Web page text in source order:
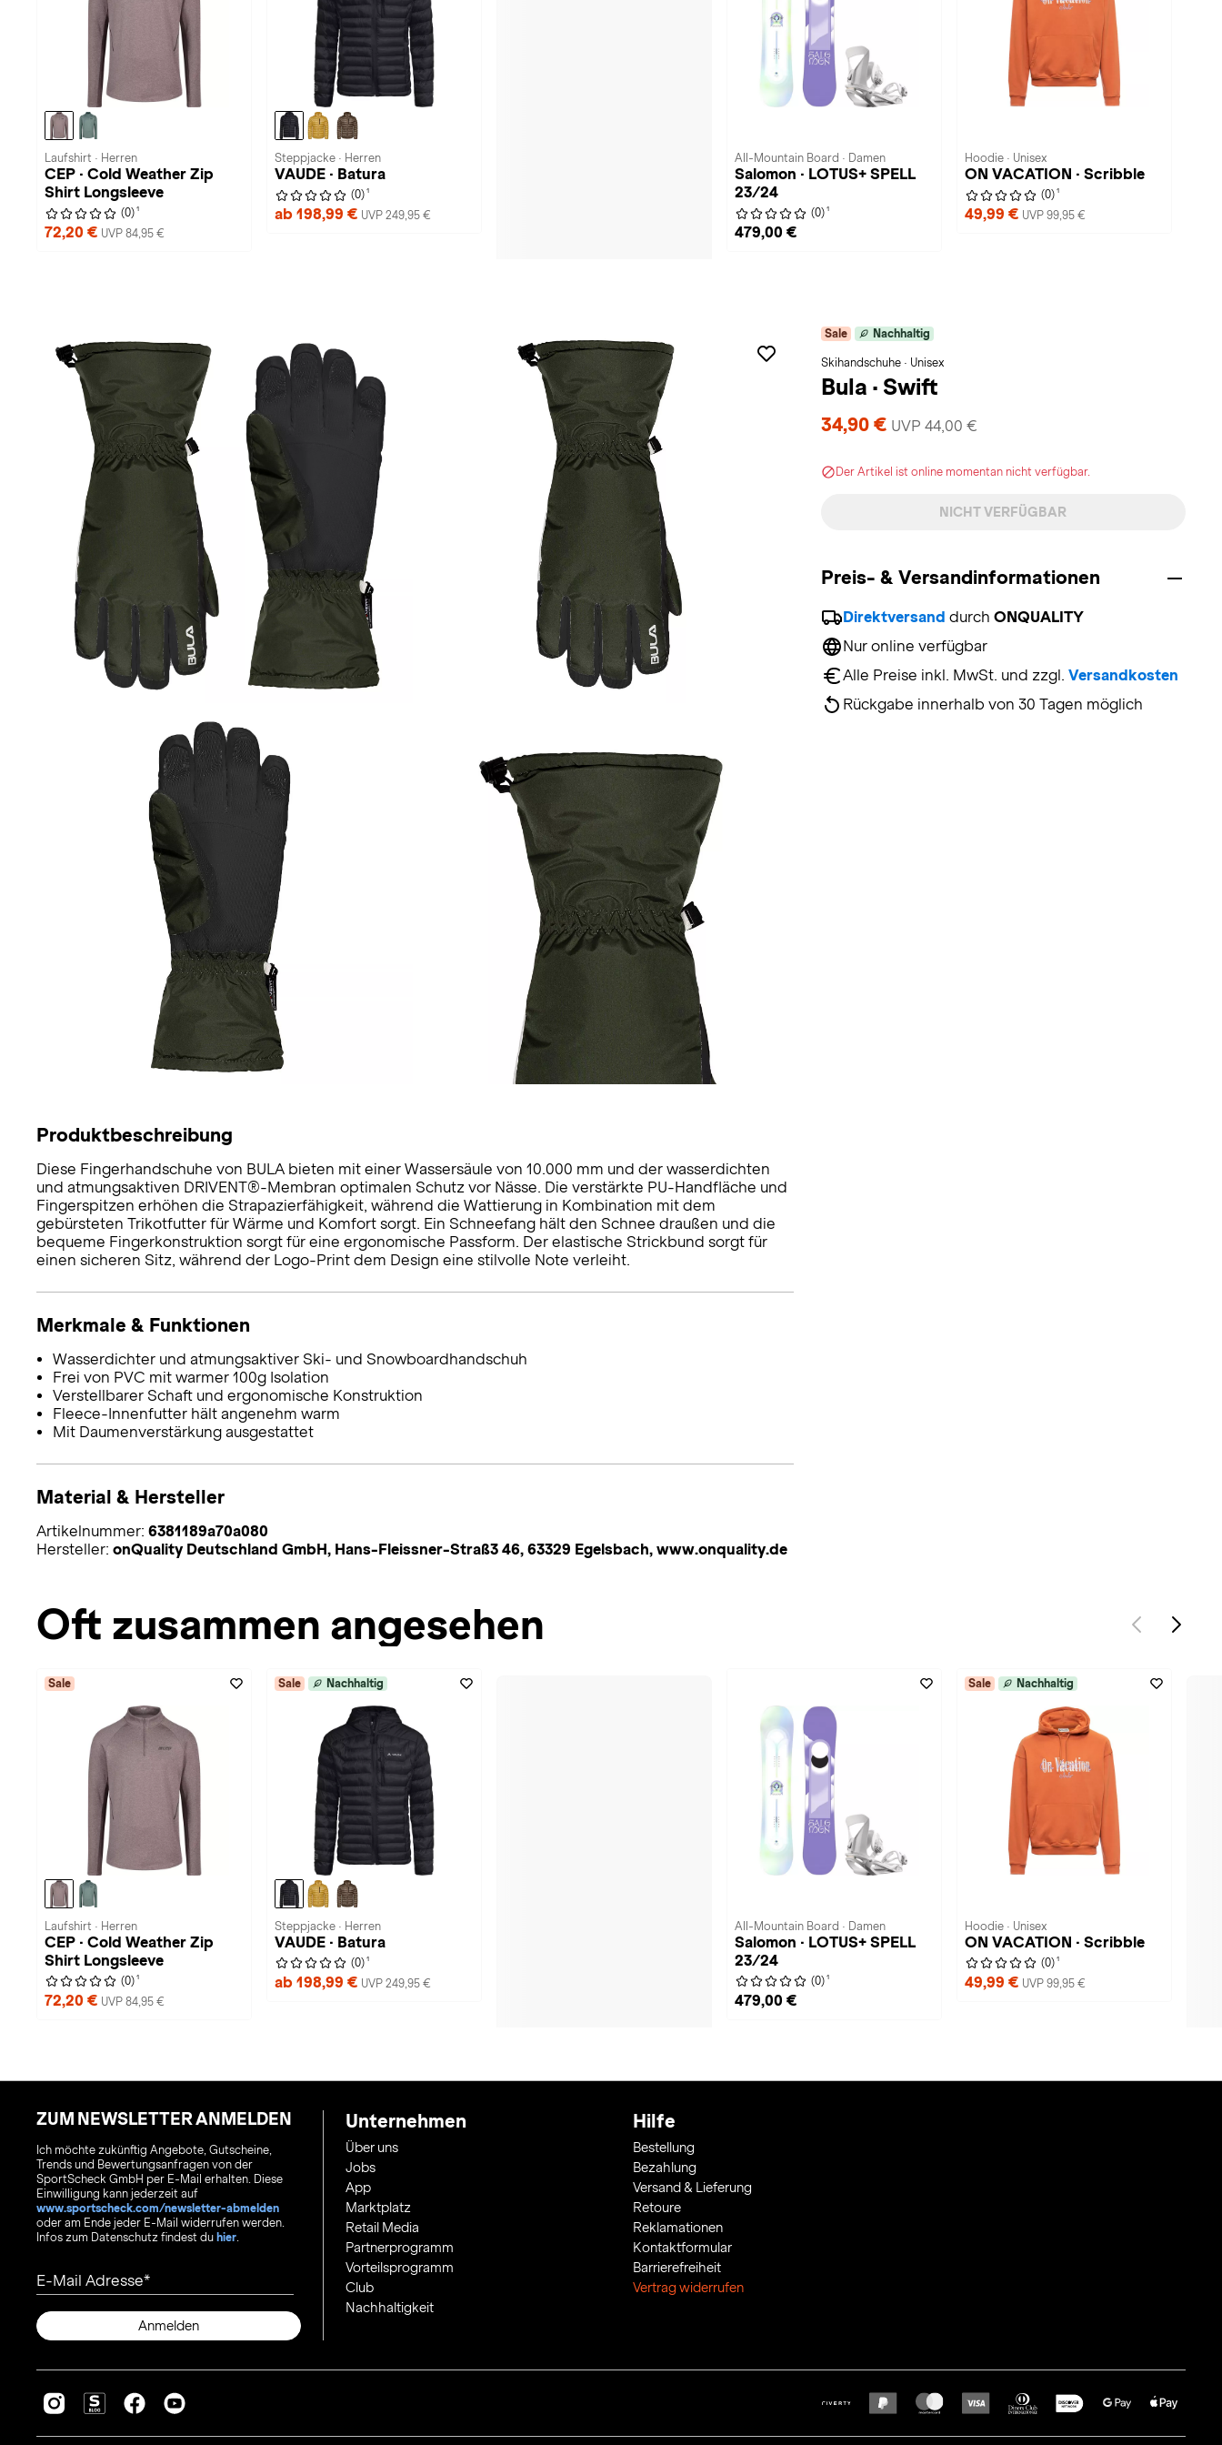
Laufshirt · Herren
CEP · Cold Weather Zip
Shirt Longsleeve
(0) 1
72,20 € UVP 84,95 €
Steppjacke · Herren
VAUDE · Batura
(0) 1
ab 198,99 € UVP 249,95 €
All-Mountain Board · Damen
Salomon · LOTUS+ SPELL
23/24
(0) 1
479,00 €
Hoodie · Unisex
ON VACATION · Scribble
(0) 1
49,99 € UVP 99,95 €
Sale Nachhaltig
Skihandschuhe · Unisex
Bula · Swift
34,90 € UVP 44,00 €
Der Artikel ist online momentan nicht verfügbar.
NICHT VERFÜGBAR
Preis- & Versandinformationen
Direktversand durch ONQUALITY
Nur online verfügbar
Alle Preise inkl. MwSt. und zzgl. Versandkosten
Rückgabe innerhalb von 30 Tagen möglich
Produktbeschreibung
Diese Fingerhandschuhe von BULA bieten mit einer Wassersäule von 10.000 mm und der wasserdichten
und atmungsaktiven DRIVENT®-Membran optimalen Schutz vor Nässe. Die verstärkte PU-Handfläche und
Fingerspitzen erhöhen die Strapazierfähigkeit, während die Wattierung in Kombination mit dem
gebürsteten Trikotfutter für Wärme und Komfort sorgt. Ein Schneefang hält den Schnee draußen und die
bequeme Fingerkonstruktion sorgt für eine ergonomische Passform. Der elastische Strickbund sorgt für
einen sicheren Sitz, während der Logo-Print dem Design eine stilvolle Note verleiht.
Merkmale & Funktionen
Wasserdichter und atmungsaktiver Ski- und Snowboardhandschuh
Frei von PVC mit warmer 100g Isolation
Verstellbarer Schaft und ergonomische Konstruktion
Fleece-Innenfutter hält angenehm warm
Mit Daumenverstärkung ausgestattet
Material & Hersteller
Artikelnummer: 6381189a70a080
Hersteller: onQuality Deutschland GmbH, Hans-Fleissner-Straß3 46, 63329 Egelsbach, www.onquality.de
Oft zusammen angesehen
Sale
Laufshirt · Herren
CEP · Cold Weather Zip
Shirt Longsleeve
(0) 1
72,20 € UVP 84,95 €
Sale Nachhaltig
Steppjacke · Herren
VAUDE · Batura
(0) 1
ab 198,99 € UVP 249,95 €
All-Mountain Board · Damen
Salomon · LOTUS+ SPELL
23/24
(0) 1
479,00 €
Sale Nachhaltig
Hoodie · Unisex
ON VACATION · Scribble
(0) 1
49,99 € UVP 99,95 €
ZUM NEWSLETTER ANMELDEN
Ich möchte zukünftig Angebote, Gutscheine,
Trends und Bewertungsanfragen von der
SportScheck GmbH per E-Mail erhalten. Diese
Einwilligung kann jederzeit auf
www.sportscheck.com/newsletter-abmelden
oder am Ende jeder E-Mail widerrufen werden.
Infos zum Datenschutz findest du hier
E-Mail Adresse
Anmelden
Unternehmen
Über uns
Jobs
App
Marktplatz
Retail Media
Partnerprogramm
Vorteilsprogramm
Club
Nachhaltigkeit
Hilfe
Bestellung
Bezahlung
Versand & Lieferung
Retoure
Reklamationen
Kontaktformular
Barrierefreiheit
Vertrag widerrufen